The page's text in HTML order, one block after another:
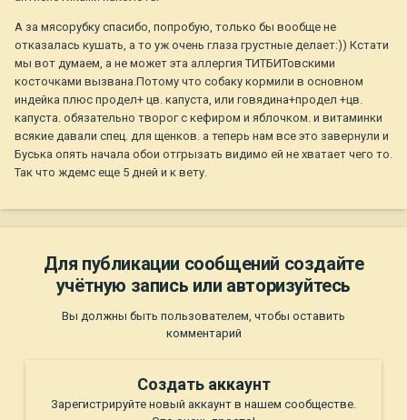
А за мясорубку спасибо, попробую, только бы вообще не
отказалась кушать, а то уж очень глаза грустные делает:)) Кстати
мы вот думаем, а не может эта аллергия ТИТБИТовскими
косточками вызвана.Потому что собаку кормили в основном
индейка плюс продел+ цв. капуста, или говядина+продел +цв.
капуста. обязательно творог с кефиром и яблочком. и витаминки
всякие давали спец. для щенков. а теперь нам все это завернули и
Буська опять начала обои отгрызать видимо ей не хватает чего то.
Так что ждемс еще 5 дней и к вету.
Для публикации сообщений создайте
учётную запись или авторизуйтесь
Вы должны быть пользователем, чтобы оставить
комментарий
Создать аккаунт
Зарегистрируйте новый аккаунт в нашем сообществе.